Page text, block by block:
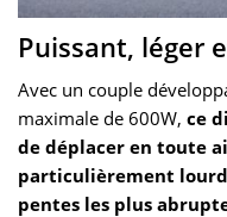
Puissant, léger
Avec un couple
maximale de 600W, ce
de déplacer en toute
particulièrement
pentes les plus